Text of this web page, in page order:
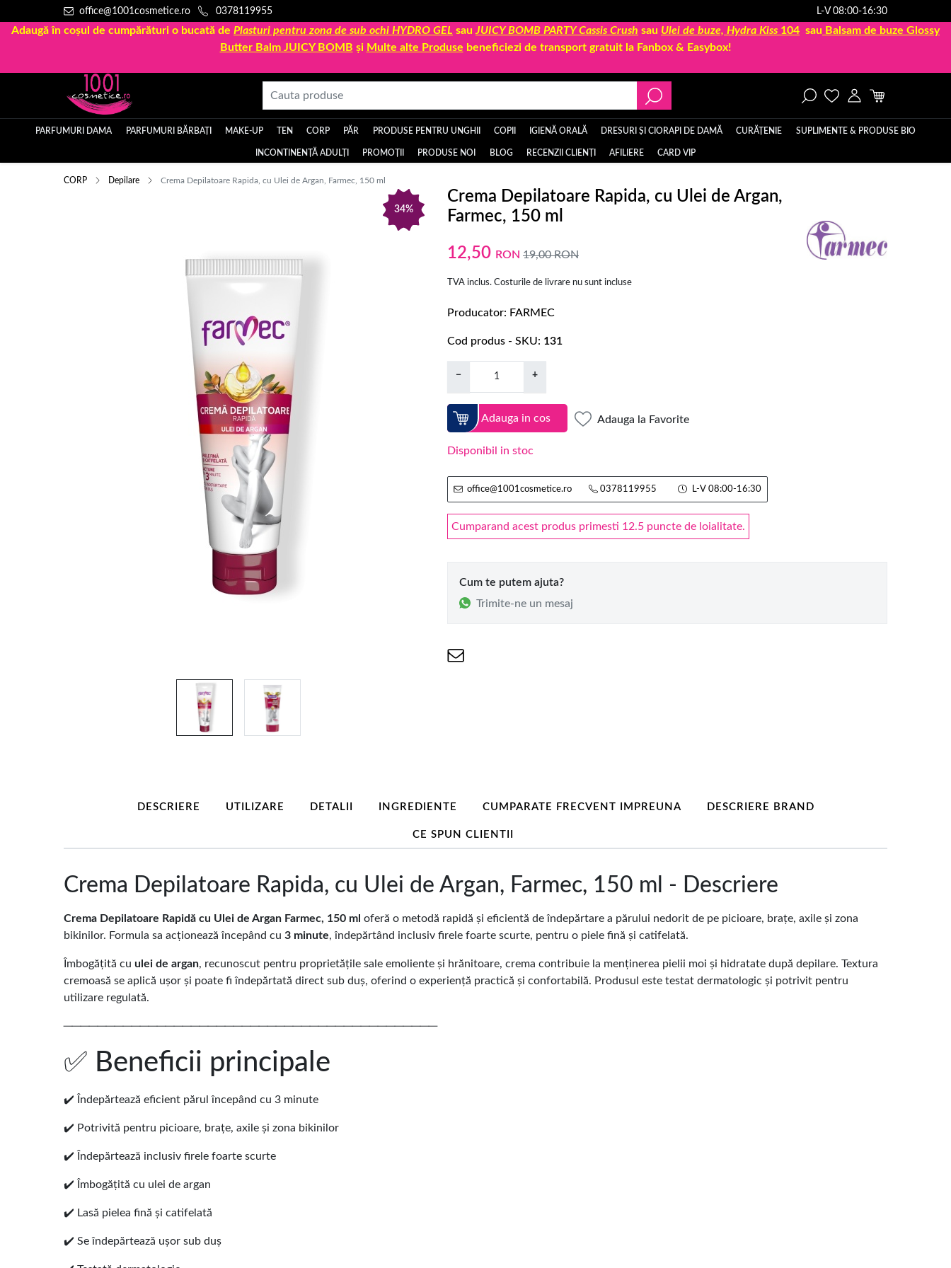
office@1001cosmetice.ro 0378119955 L-V 08:00-16:30
Adaugă în coșul de cumpărături o bucată de Plasturi pentru zona de sub ochi HYDRO GEL sau JUICY BOMB PARTY Cassis Crush sau Ulei de buze, Hydra Kiss 104 sau Balsam de buze Glossy
Butter Balm JUICY BOMB și Multe alte Produse beneficiezi de transport gratuit la Fanbox & Easybox!
PARFUMURI DAMA PARFUMURI BĂRBAȚI MAKE-UP TEN CORP PĂR PRODUSE PENTRU UNGHII COPII IGIENĂ ORALĂ DRESURI ȘI CIORAPI DE DAMĂ CURĂȚENIE SUPLIMENTE & PRODUSE BIO
INCONTINENȚĂ ADULȚI PROMOȚII PRODUSE NOI BLOG RECENZII CLIENȚI AFILIERE CARD VIP
CORP Depilare Crema Depilatoare Rapida, cu Ulei de Argan, Farmec, 150 ml
34%
Crema Depilatoare Rapida, cu Ulei de Argan,
Farmec, 150 ml
12,50 RON 19,00RON
TVA inclus. Costurile de livrare nu sunt incluse
Producator FARMEC
Cod produs - SKU 131
− +
Adauga in cos Adauga la Favorite
Disponibil in stoc
office@1001cosmetice.ro 0378119955 L-V 08:00-16:30
Cumparand acest produs primesti 12.5 puncte de loialitate.
Cum te putem ajuta?
Trimite-ne un mesaj
DESCRIERE UTILIZARE DETALII INGREDIENTE CUMPARATE FRECVENT IMPREUNA DESCRIERE BRAND
CE SPUN CLIENTII
Crema Depilatoare Rapida, cu Ulei de Argan, Farmec, 150 ml - Descriere
Crema Depilatoare Rapidă cu Ulei de Argan Farmec, 150 ml oferă o metodă rapidă și eficientă de îndepărtare a părului nedorit de pe picioare, brațe, axile și zona
bikinilor. Formula sa acționează începând cu 3 minute, îndepărtând inclusiv firele foarte scurte, pentru o piele fină și catifelată.
Îmbogățită cu ulei de argan, recunoscut pentru proprietățile sale emoliente și hrănitoare, crema contribuie la menținerea pielii moi și hidratate după depilare. Textura
cremoasă se aplică ușor și poate fi îndepărtată direct sub duș, oferind o experiență practică și confortabilă. Produsul este testat dermatologic și potrivit pentru
utilizare regulată.
────────────────────────────────────────────
✅ Beneficii principale
✔️ Îndepărtează eficient părul începând cu 3 minute
✔️ Potrivită pentru picioare, brațe, axile și zona bikinilor
✔️ Îndepărtează inclusiv firele foarte scurte
✔️ Îmbogățită cu ulei de argan
✔️ Lasă pielea fină și catifelată
✔️ Se îndepărtează ușor sub duș